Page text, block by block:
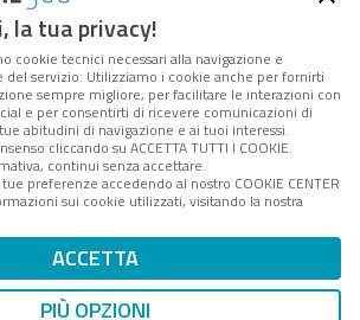
pubblicazione telematica iscritta
stampa del Tribunale di Roma -
2008 - Direttore resp. Michela
Stentella
società soggetta a Direzione e
parte di Digital360 S.p.A. - FPA s.r.l.
per il sistema di management
IVA n. 10693191008 - R.E.A. Roma
n. 1249791. ISP AWS
Mappa del sito
la tua privacy!
cookie tecnici necessari alla navigazione e
del servizio. Utilizziamo i cookie anche per fornirti
sempre migliore, per facilitare le interazioni con
e per consentirti di ricevere comunicazioni di
abitudini di navigazione e ai tuoi interessi.
cliccando su ACCETTA TUTTI I COOKIE.
continui senza accettare.
preferenze accedendo al nostro COOKIE CENTER
sui cookie utilizzati, visitando la nostra
ACCETTA
PIÙ OPZIONI